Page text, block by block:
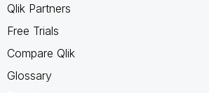
Qlik Partners
Free Trials
Compare Qlik
Glossary